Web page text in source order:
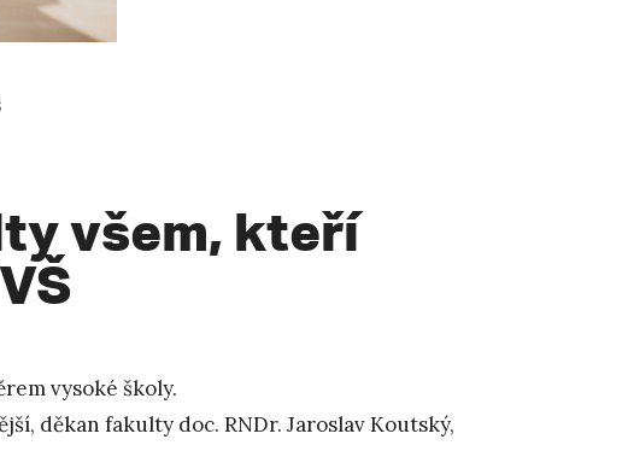
všem, kteří
vysoké školy.
děkan fakulty doc. RNDr. Jaroslav Koutský,